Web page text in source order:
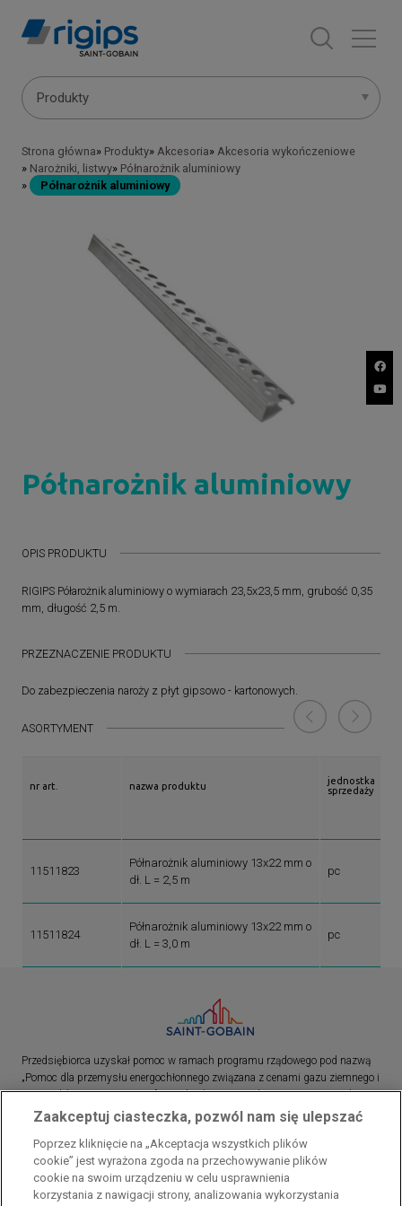
MainProdukty
Ścieżka
nawigacyjna
Strona główna Produkty Akcesoria
Akcesoria wykończeniowe
Narożniki, listwy
Półnarożnik aluminiowy
Półnarożnik aluminiowy
Półnarożnik aluminiowy
OPIS PRODUKTU
RIGIPS Półarożnik aluminiowy o wymiarach 23,5x23,5 mm, grubość 0,35
mm, długość 2,5 m.
PRZEZNACZENIE PRODUKTU
Do zabezpieczenia naroży z płyt gipsowo - kartonowych.
ASORTYMENT
nr art. nazwa produktu
jednostka
sprzedaży
11511823
Półnarożnik aluminiowy 13x22 mm o
dł. L = 2,5 m
pc
11511824
Półnarożnik aluminiowy 13x22 mm o
dł. L = 3,0 m
pc
Przedsiębiorca uzyskał pomoc w ramach programu rządowego pod nazwą
„Pomoc dla przemysłu energochłonnego związana z cenami gazu ziemnego i
energii elektrycznej w 2023 r.”. Przedsiębiorca uzyskał pomoc w ramach
programu rządowego pod nazwą: „Pomoc dla sektorów energochłonnych
związana z nagłymi wzrostami cen gazu ziemnego i energii elektrycznej w
2022 r.”
Zaakceptuj ciasteczka, pozwól nam się ulepszać
Poprzez kliknięcie na „Akceptacja wszystkich plików
cookie” jest wyrażona zgoda na przechowywanie plików
cookie na swoim urządzeniu w celu usprawnienia
korzystania z nawigacji strony, analizowania wykorzystania